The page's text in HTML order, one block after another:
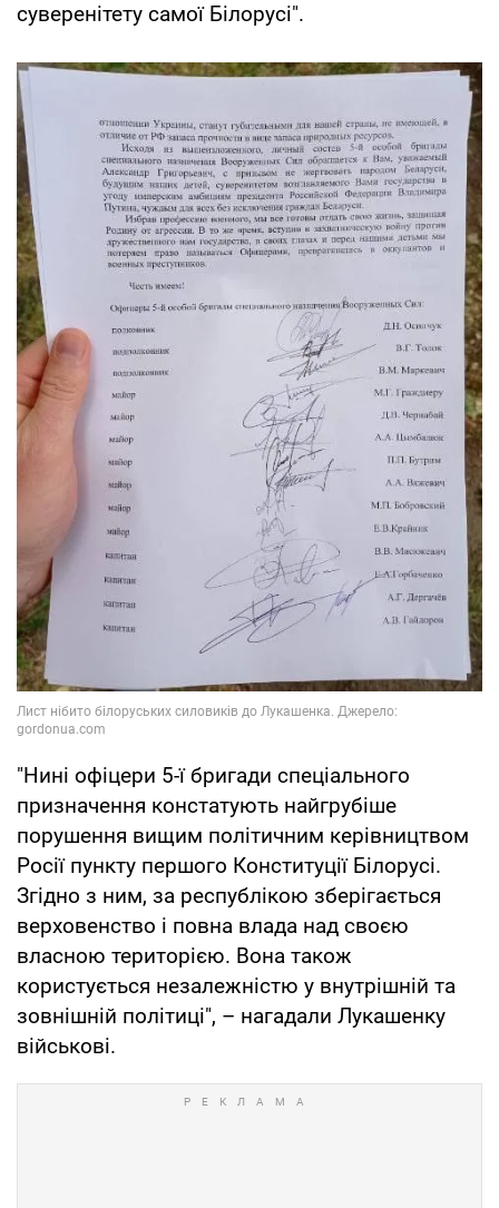
суверенітету самої Білорусі".
"Нині офіцери 5-ї бригади спеціального
призначення констатують найгрубіше
порушення вищим політичним керівництвом
Росії пункту першого Конституції Білорусі.
Згідно з ним, за республікою зберігається
верховенство і повна влада над своєю
власною територією. Вона також
користується незалежністю у внутрішній та
зовнішній політиці", – нагадали Лукашенку
військові.